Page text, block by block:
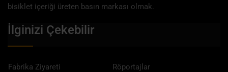
bisiklet içeriği üreten basın markası olmak.
İlginizi Çekebilir
Fabrika Ziyareti
Röportajlar